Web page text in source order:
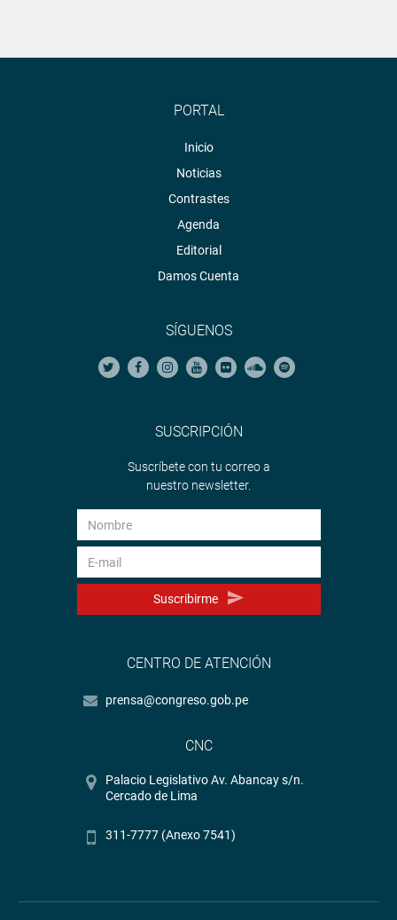
PORTAL
Inicio
Noticias
Contrastes
Agenda
Editorial
Damos Cuenta
SÍGUENOS
SUSCRIPCIÓN
Suscríbete con tu correo a
nuestro newsletter.
Suscribirme
CENTRO DE ATENCIÓN
prensa@congreso.gob.pe
CNC
Palacio Legislativo Av. Abancay s/n.
Cercado de Lima
311-7777 (Anexo 7541)